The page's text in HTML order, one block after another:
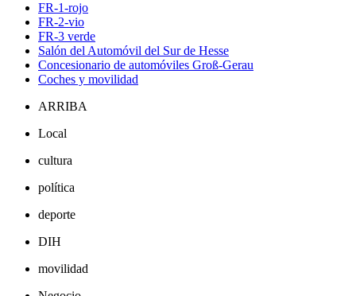
FR-1-rojo
FR-2-vio
FR-3 verde
Salón del Automóvil del Sur de Hesse
Concesionario de automóviles Groß-Gerau
Coches y movilidad
ARRIBA
Local
cultura
política
deporte
DIH
movilidad